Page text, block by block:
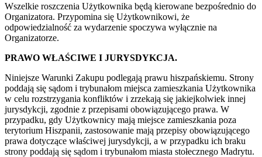
Wszelkie roszczenia Użytkownika będą kierowane bezpośrednio do
Organizatora. Przypomina się Użytkownikowi, że
odpowiedzialność za wydarzenie spoczywa wyłącznie na
Organizatorze.
PRAWO WŁAŚCIWE I JURYSDYKCJA.
Niniejsze Warunki Zakupu podlegają prawu hiszpańskiemu. Strony
poddają się sądom i trybunałom miejsca zamieszkania Użytkownika
w celu rozstrzygania konfliktów i zrzekają się jakiejkolwiek innej
jurysdykcji, zgodnie z przepisami obowiązującego prawa. W
przypadku, gdy Użytkownicy mają miejsce zamieszkania poza
terytorium Hiszpanii, zastosowanie mają przepisy obowiązującego
prawa dotyczące właściwej jurysdykcji, a w przypadku ich braku
strony poddają się sądom i trybunałom miasta stołecznego Madrytu.